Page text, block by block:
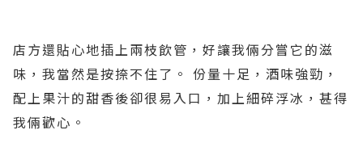
店方還貼心地插上兩枝飲管，好讓我倆分嘗它的滋
味，我當然是按捺不住了。 份量十足，酒味強勁，
配上果汁的甜香後卻很易入口，加上細碎浮冰，甚得
我倆歡心。